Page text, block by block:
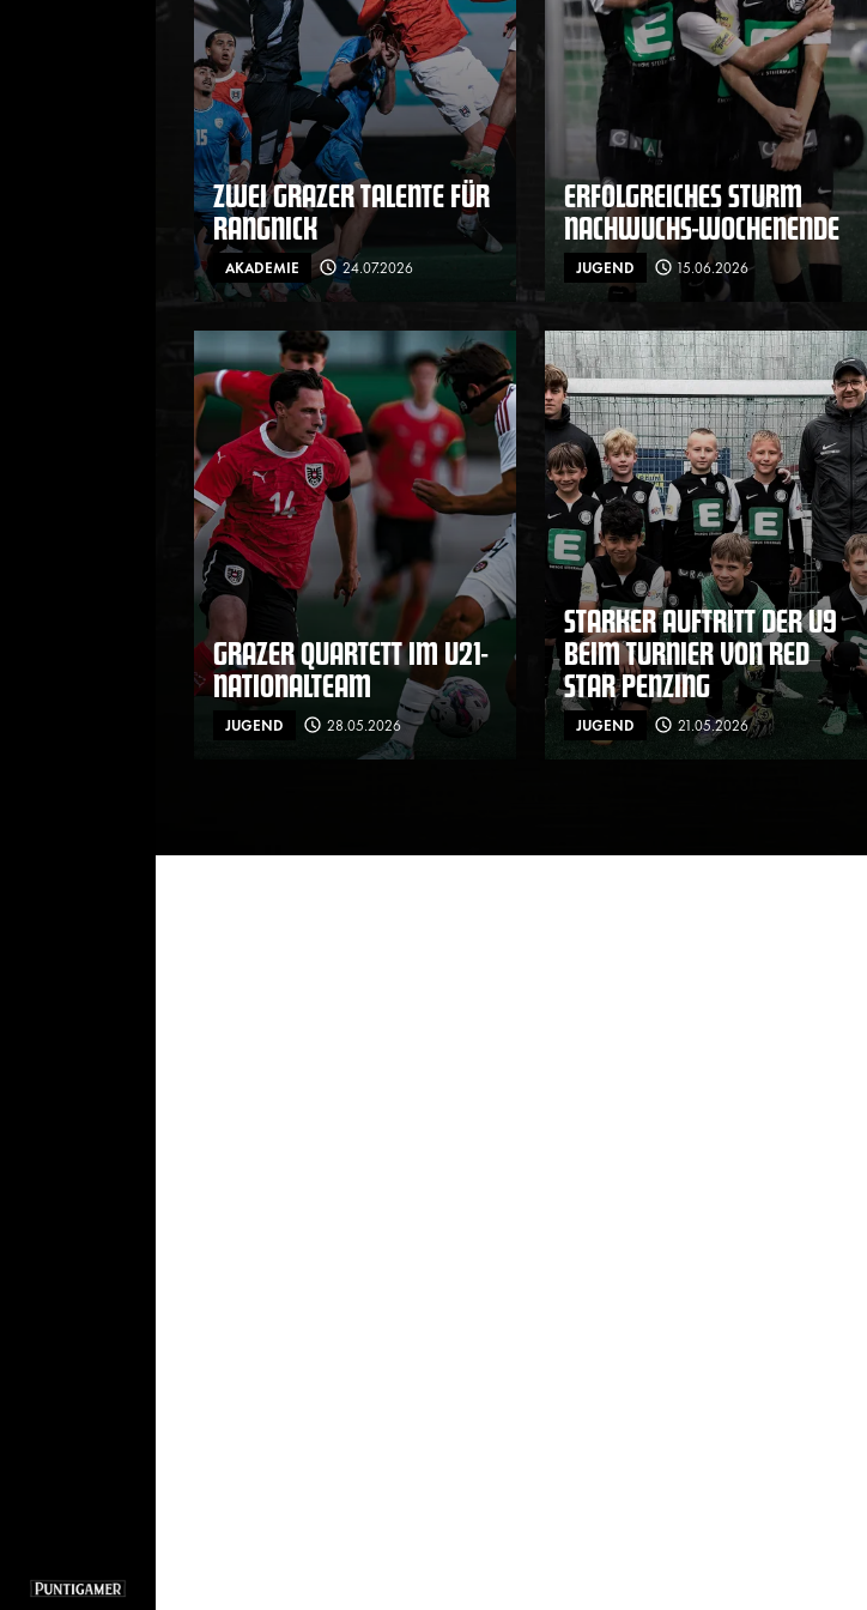
ZWEI GRAZER TALENTE FÜR
RANGNICK
AKADEMIE 24.07.2026
ERFOLGREICHES STURM
NACHWUCHS-WOCHENENDE
JUGEND 15.06.2026
GRAZER QUARTETT IM U21-
NATIONALTEAM
JUGEND 28.05.2026
STARKER AUFTRITT DER U9
BEIM TURNIER VON RED
STAR PENZING
JUGEND 21.05.2026